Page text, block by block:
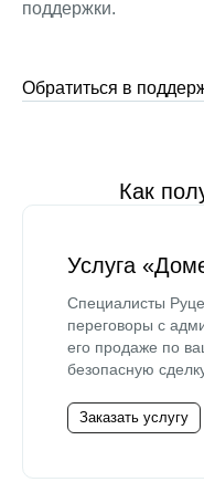
поддержки.
Обратиться в
Как
Услуга
Специалисты
переговоры с
его продаже по
безопасную
Заказать услугу